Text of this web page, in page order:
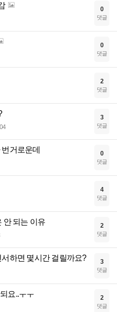
0
댓글
0
댓글
2
댓글
3
댓글
거로운데 0
댓글
4
댓글
안 되는 이유 2
댓글
하면 몇시간 걸릴까요? 3
댓글
요..ㅜㅜ 2
댓글